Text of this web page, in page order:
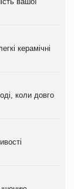
керамічні
коли довго